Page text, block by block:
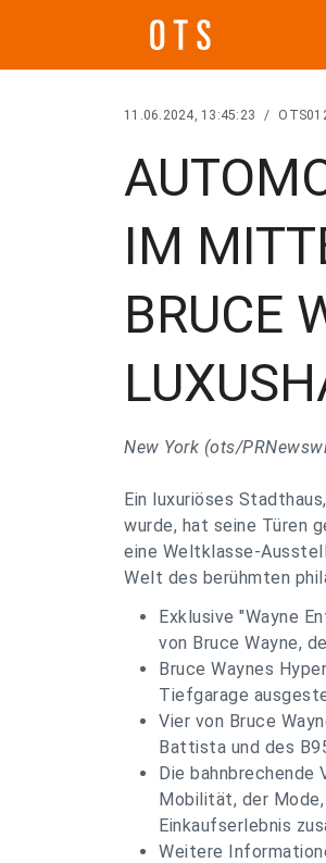
11.06.2024, 13:45:23 /
IM
BRUCE
New York (ots/
Ein luxuriöses
wurde, hat seine Türen
eine Weltklasse-
Welt des berühmten
Exklusive "Wayne
von Bruce Wayne,
Bruce Waynes
Tiefgarage
Vier von Bruce
Battista und des
Die bahnbrechende
Mobilität, der
Einkaufserlebnis
Weitere